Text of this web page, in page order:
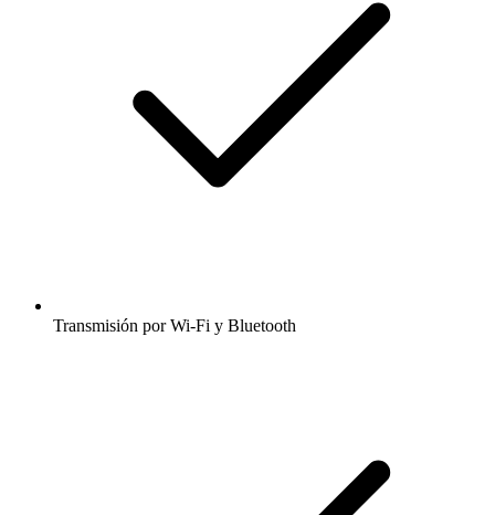
Transmisión por Wi-Fi y Bluetooth